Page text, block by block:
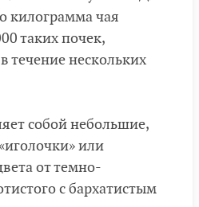
килограмма чая
таких почек,
течение нескольких
собой небольшие,
или
от темно-
с бархатистым